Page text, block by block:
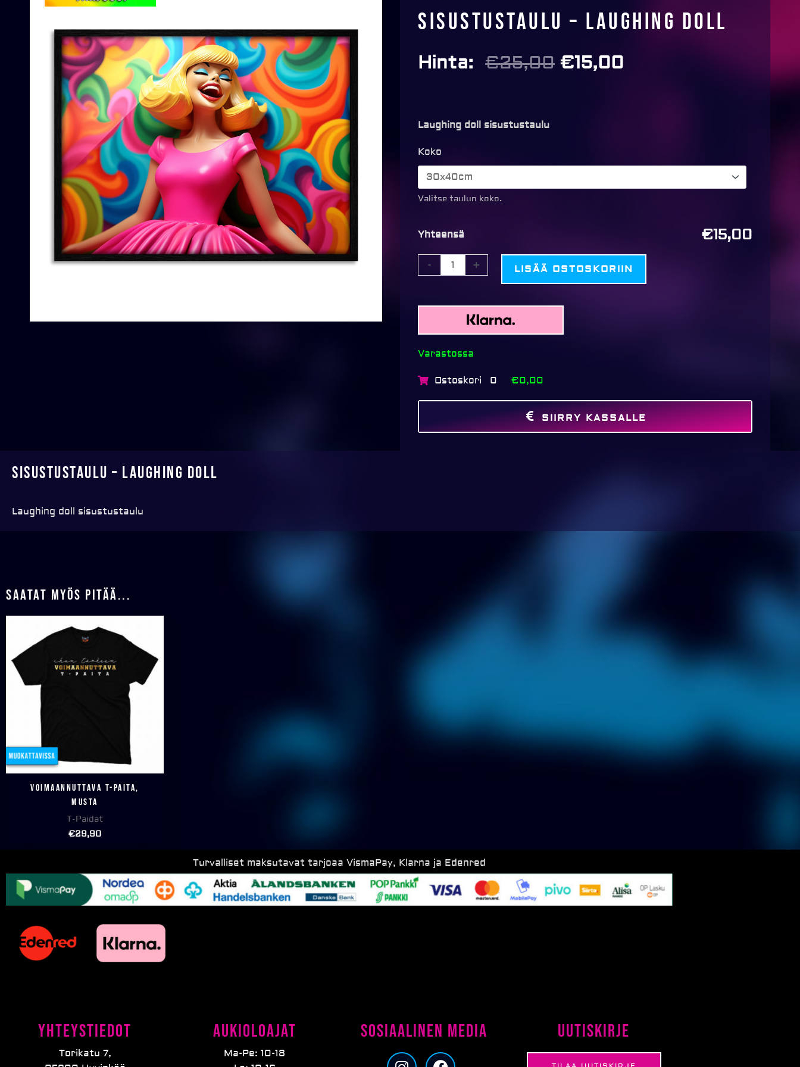
Sisustustaulu – Laughing doll
Hinta: €25,00 Alkuperäinen
€15,00
Laughing doll sisustustaulu
Koko
Valitse taulun koko.
Yhteensä €15,00
-
Sisustustaulu
-
Laughing
doll
+ LISÄÄ OSTOSKORIIN
Varastossa
Ostoskori 0 €0,00
SIIRRY KASSALLE
Sisustustaulu – Laughing doll
Laughing doll sisustustaulu
Saatat myös pitää...
Voimaannuttava T-paita,
musta
T-Paidat
€29,90
Turvalliset maksutavat tarjoaa VismaPay, Klarna ja Edenred
Yhteystiedot
Torikatu 7,
Aukioloajat
Ma-Pe: 10-18
Sosiaalinen media
I
F
Uutiskirje